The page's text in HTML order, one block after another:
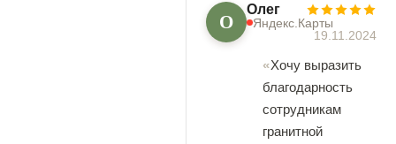
О Олег
Яндекс.Карты
19.11.2024
Хочу выразить
благодарность
сотрудникам
гранитной